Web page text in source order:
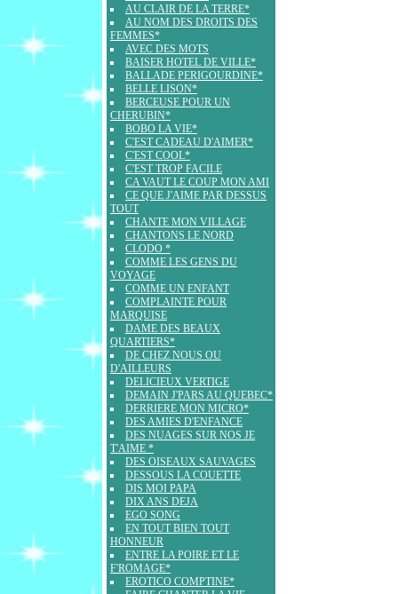
AU CLAIR DE LA TERRE*
AU NOM DES DROITS DES
FEMMES*
AVEC DES MOTS
BAISER HOTEL DE VILLE*
BALLADE PERIGOURDINE*
BELLE LISON*
BERCEUSE POUR UN
CHERUBIN*
BOBO LA VIE*
C'EST CADEAU D'AIMER*
C'EST COOL*
C'EST TROP FACILE
CA VAUT LE COUP MON AMI
CE QUE J'AIME PAR DESSUS
TOUT
CHANTE MON VILLAGE
CHANTONS LE NORD
CLODO *
COMME LES GENS DU
VOYAGE
COMME UN ENFANT
COMPLAINTE POUR
MARQUISE
DAME DES BEAUX
QUARTIERS*
DE CHEZ NOUS OU
D'AILLEURS
DELICIEUX VERTIGE
DEMAIN J'PARS AU QUEBEC*
DERRIERE MON MICRO*
DES AMIES D'ENFANCE
DES NUAGES SUR NOS JE
T'AIME *
DES OISEAUX SAUVAGES
DESSOUS LA COUETTE
DIS MOI PAPA
DIX ANS DEJA
EGO SONG
EN TOUT BIEN TOUT
HONNEUR
ENTRE LA POIRE ET LE
F'ROMAGE*
EROTICO COMPTINE*